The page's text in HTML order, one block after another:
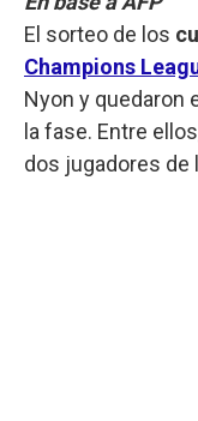
El sorteo de los
Champions
Nyon y quedaron
la fase. Entre
dos jugadores de